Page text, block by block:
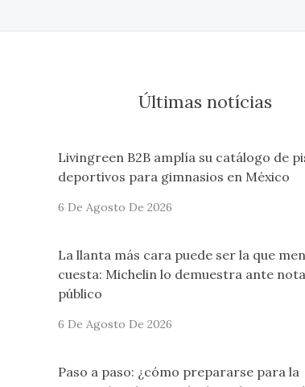
Últimas notícias
Livingreen B2B amplía su catálogo de
deportivos para gimnasios en México
6 De Agosto De 2026
La llanta más cara puede ser la que
cuesta: Michelin lo demuestra ante
público
6 De Agosto De 2026
Paso a paso: ¿cómo prepararse para la